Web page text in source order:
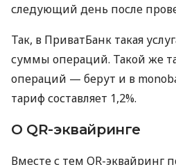
следующий день после
Так, в ПриватБанк такая
суммы операций. Такой же
операций — берут и в
тариф составляет 1,2%.
О QR-эквайринге
Вместе с тем QR-эквайринг